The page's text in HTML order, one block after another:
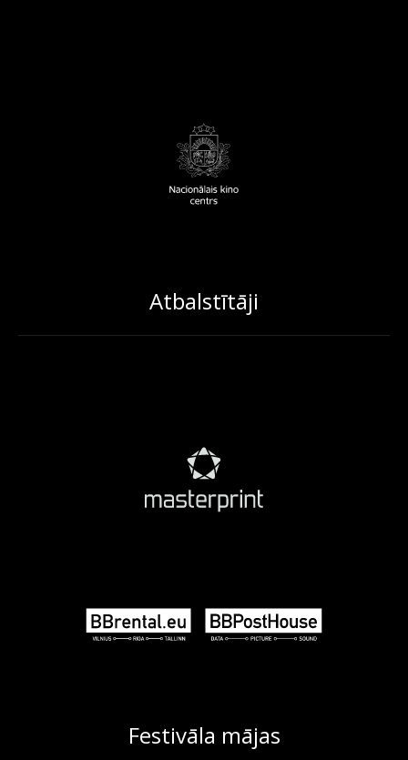
Atbalstītāji
Festivāla mājas